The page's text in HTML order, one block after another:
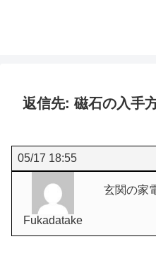
返信先: 磁石の入手
05/17 18:55
Fukadatake
玄関の家